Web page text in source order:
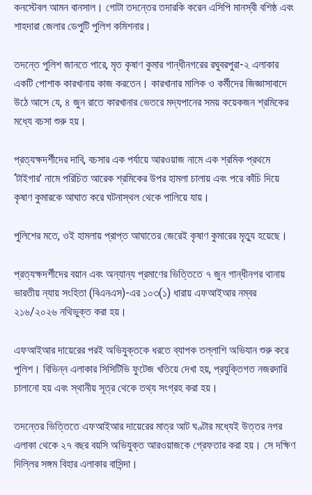
কনস্টেবল আমন বানসাল। গোটা তদন্তের তদারকি করেন এসিপি মানস্বী বশিষ্ঠ এবং
শাহদারা জেলার ডেপুটি পুলিশ কমিশনার।
তদন্তে পুলিশ জানতে পারে, মৃত কৃষাণ কুমার গান্ধীনগরের রঘুবরপুরা-২ এলাকার
একটি পোশাক কারখানায় কাজ করতেন। কারখানার মালিক ও কর্মীদের জিজ্ঞাসাবাদে
উঠে আসে যে, ৪ জুন রাতে কারখানার ভেতরে মদ্যপানের সময় কয়েকজন শ্রমিকের
মধ্যে বচসা শুরু হয়।
প্রত্যক্ষদর্শীদের দাবি, বচসার এক পর্যায়ে আরওয়াজ নামে এক শ্রমিক প্রথমে
‘টাইগার’ নামে পরিচিত আরেক শ্রমিকের উপর হামলা চালায় এবং পরে কাঁচি দিয়ে
কৃষাণ কুমারকে আঘাত করে ঘটনাস্থল থেকে পালিয়ে যায়।
পুলিশের মতে, ওই হামলায় প্রাপ্ত আঘাতের জেরেই কৃষাণ কুমারের মৃত্যু হয়েছে।
প্রত্যক্ষদর্শীদের বয়ান এবং অন্যান্য প্রমাণের ভিত্তিতে ৭ জুন গান্ধীনগর থানায়
ভারতীয় ন্যায় সংহিতা (বিএনএস)-এর ১০৩(১) ধারায় এফআইআর নম্বর
২১৬/২০২৬ নথিভুক্ত করা হয়।
এফআইআর দায়েরের পরই অভিযুক্তকে ধরতে ব্যাপক তল্লাশি অভিযান শুরু করে
পুলিশ। বিভিন্ন এলাকার সিসিটিভি ফুটেজ খতিয়ে দেখা হয়, প্রযুক্তিগত নজরদারি
চালানো হয় এবং স্থানীয় সূত্র থেকে তথ্য সংগ্রহ করা হয়।
তদন্তের ভিত্তিতে এফআইআর দায়েরের মাত্র আট ঘণ্টার মধ্যেই উত্তর নগর
এলাকা থেকে ২৭ বছর বয়সি অভিযুক্ত আরওয়াজকে গ্রেফতার করা হয়। সে দক্ষিণ
দিল্লির সঙ্গম বিহার এলাকার বাসিন্দা।